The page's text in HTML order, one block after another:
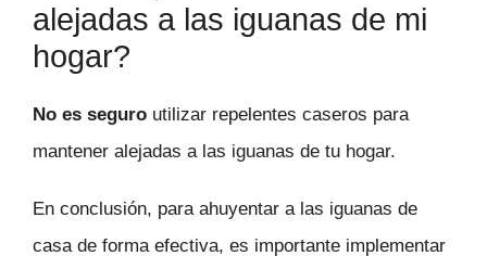
alejadas a las iguanas de mi
hogar?
No es seguro utilizar repelentes caseros para
mantener alejadas a las iguanas de tu hogar.
En conclusión, para ahuyentar a las iguanas de
casa de forma efectiva, es importante implementar